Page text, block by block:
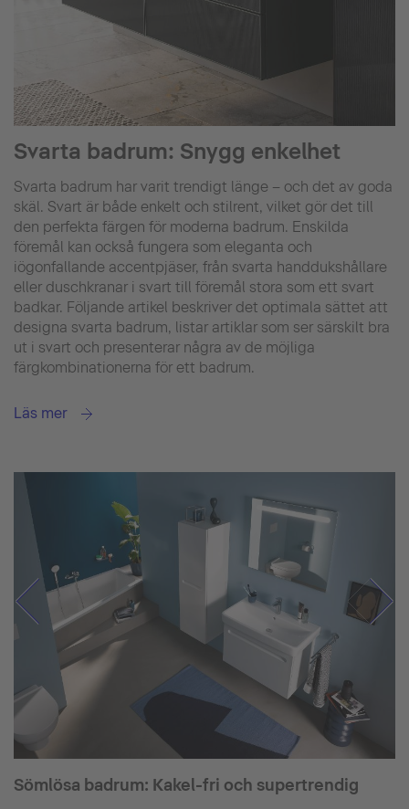
Svarta badrum: Snygg enkelhet
Svarta badrum har varit trendigt länge – och det av goda
skäl. Svart är både enkelt och stilrent, vilket gör det till
den perfekta färgen för moderna badrum. Enskilda
föremål kan också fungera som eleganta och
iögonfallande accentpjäser, från svarta handdukshållare
eller duschkranar i svart till föremål stora som ett svart
badkar. Följande artikel beskriver det optimala sättet att
designa svarta badrum, listar artiklar som ser särskilt bra
ut i svart och presenterar några av de möjliga
färgkombinationerna för ett badrum.
Läs mer
Sömlösa badrum: Kakel-fri och supertrendig